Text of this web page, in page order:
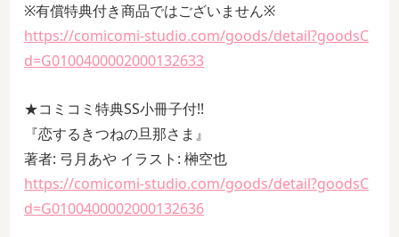
※有償特典付き商品ではございません※
https://comicomi-studio.com/goods/detail?goodsC
d=G0100400002000132633
★コミコミ特典SS小冊子付!!
『恋するきつねの旦那さま』
著者: 弓月あや イラスト: 榊空也
https://comicomi-studio.com/goods/detail?goodsC
d=G0100400002000132636